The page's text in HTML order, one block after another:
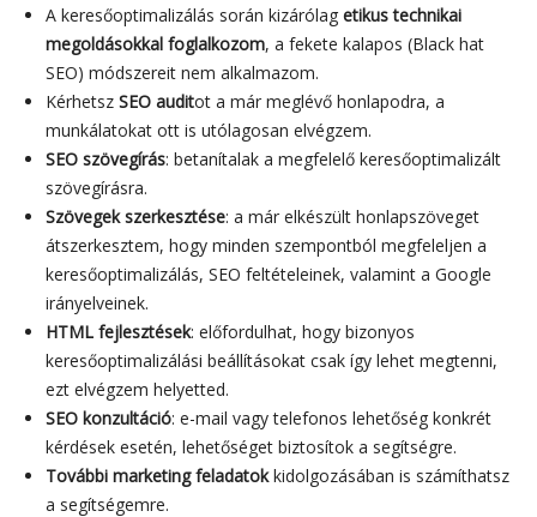
A keresőoptimalizálás során kizárólagetikus technikai
megoldásokkal foglalkozom, a fekete kalapos (Black hat
SEO) módszereit nem alkalmazom.
KérhetszSEO auditot a már meglévő honlapodra, a
munkálatokat ott is utólagosan elvégzem.
SEO szövegírás: betanítalak a megfelelő keresőoptimalizált
szövegírásra.
Szövegek szerkesztése: a már elkészült honlapszöveget
átszerkesztem, hogy minden szempontból megfeleljen a
keresőoptimalizálás, SEO feltételeinek, valamint a Google
irányelveinek.
HTML fejlesztések: előfordulhat, hogy bizonyos
keresőoptimalizálási beállításokat csak így lehet megtenni,
ezt elvégzem helyetted.
SEO konzultáció: e-mail vagy telefonos lehetőség konkrét
kérdések esetén, lehetőséget biztosítok a segítségre.
További marketing feladatokkidolgozásában is számíthatsz
a segítségemre.